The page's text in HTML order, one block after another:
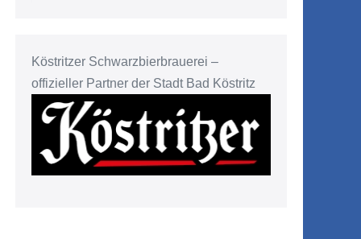
Köstritzer Schwarzbierbrauerei –
offizieller Partner der Stadt Bad Köstritz